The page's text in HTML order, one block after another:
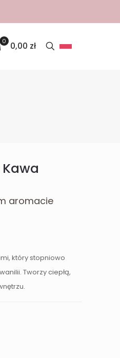
0 0,00 zł
aromacie
który stopniowo
Tworzy ciepłą,